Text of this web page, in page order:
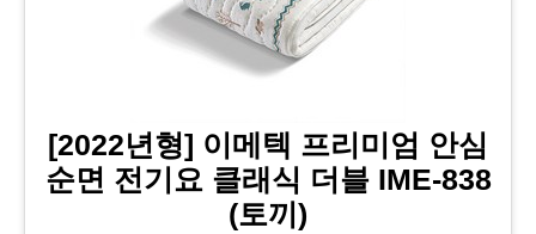
[2022년형] 이메텍 프리미엄 안심
순면 전기요 클래식 더블 IME-838
(토끼)